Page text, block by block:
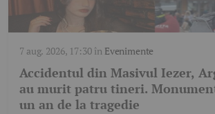
7 aug. 2026, 17:30în Evenimente
Accidentul din Masivul Iezer,
au murit patru tineri.
un an de la tragedie